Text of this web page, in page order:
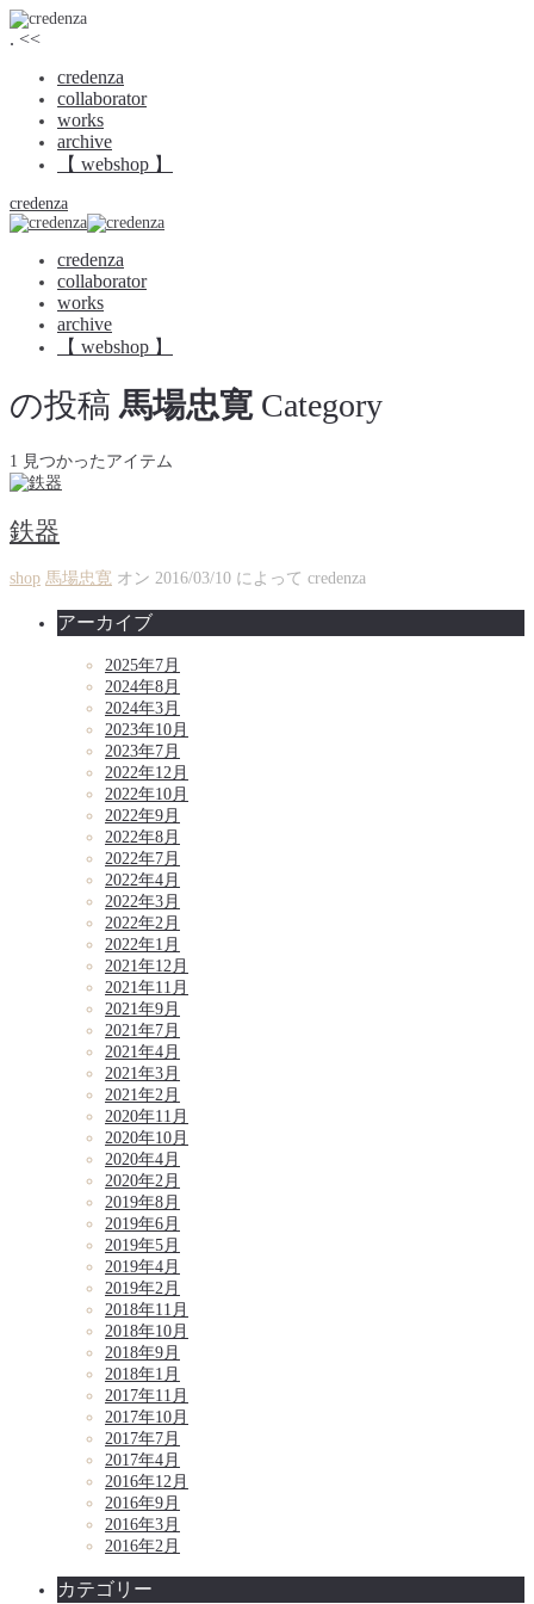
. <<
credenza
collaborator
works
archive
【 webshop 】
credenza
credenza
collaborator
works
archive
【 webshop 】
の投稿 馬場忠寛Category
1 見つかったアイテム
鉄器
shop 馬場忠寛 オン 2016/03/10 によって credenza
アーカイブ
2025年7月
2024年8月
2024年3月
2023年10月
2023年7月
2022年12月
2022年10月
2022年9月
2022年8月
2022年7月
2022年4月
2022年3月
2022年2月
2022年1月
2021年12月
2021年11月
2021年9月
2021年7月
2021年4月
2021年3月
2021年2月
2020年11月
2020年10月
2020年4月
2020年2月
2019年8月
2019年6月
2019年5月
2019年4月
2019年2月
2018年11月
2018年10月
2018年9月
2018年1月
2017年11月
2017年10月
2017年7月
2017年4月
2016年12月
2016年9月
2016年3月
2016年2月
カテゴリー